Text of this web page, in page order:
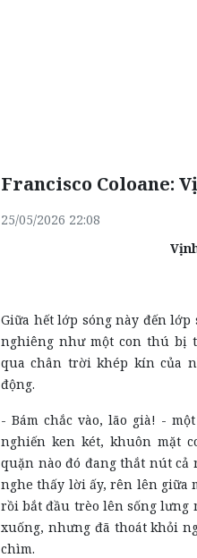
Francisco Coloane:
25/05/2026 22:08
Giữa hết lớp sóng này đến
nghiêng như một con thú bị
qua chân trời khép kín của
động.
- Bám chắc vào, lão già! -
nghiến ken két, khuôn mặt
quặn nào đó đang thắt nút cả
nghe thấy lời ấy, rên lên giữa
rồi bắt đầu trèo lên sống lưng
xuống, nhưng đã thoát khỏi
chìm.